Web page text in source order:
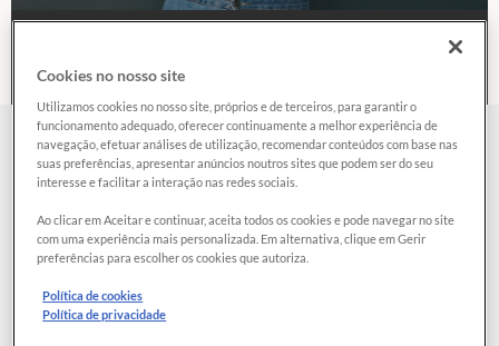
da
empresa
Como funciona?
Escreva a sua reclamação e envie diretamente para a
empresa
Cookies no nosso site
Utilizamos cookies no nosso site, próprios e de terceiros, para garantir o
funcionamento adequado, oferecer continuamente a melhor experiência de
navegação, efetuar análises de utilização, recomendar conteúdos com base nas
suas preferências, apresentar anúncios noutros sites que podem ser do seu
interesse e facilitar a interação nas redes sociais.
Ao clicar em Aceitar e continuar, aceita todos os cookies e pode navegar no site
com uma experiência mais personalizada. Em alternativa, clique em Gerir
preferências para escolher os cookies que autoriza.
Política de cookies
Política de privacidade